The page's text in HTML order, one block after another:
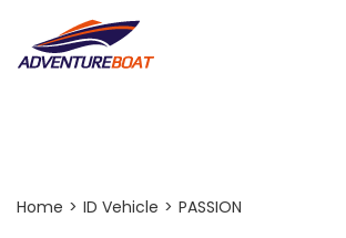
Home > ID Vehicle > PASSION